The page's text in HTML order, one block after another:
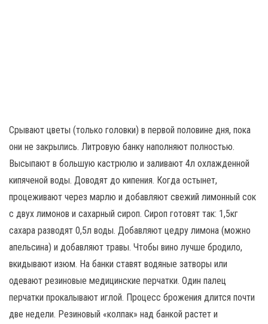
Срывают цветы (только головки) в первой половине дня, пока
они не закрылись. Литровую банку наполняют полностью.
Высыпают в большую кастрюлю и заливают 4л охлажденной
кипяченой воды. Доводят до кипения. Когда остынет,
процеживают через марлю и добавляют свежий лимонный сок
с двух лимонов и сахарный сироп. Сироп готовят так: 1,5кг
сахара разводят 0,5л воды. Добавляют цедру лимона (можно
апельсина) и добавляют травы. Чтобы вино лучше бродило,
вкидывают изюм. На банки ставят водяные затворы или
одевают резиновые медицинские перчатки. Один палец
перчатки прокалывают иглой. Процесс брожения длится почти
две недели. Резиновый «колпак» над банкой растет и